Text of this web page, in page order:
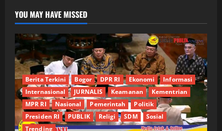
YOU MAY HAVE MISSED
Berita Terkini Bogor DPR RI Ekonomi
Informasi
Internasional
JURNALIS Keamanan
Kementrian
MPR RI
Nasional Pemerintah
Politik
Presiden RI
PUBLIK Religi SDM
Sosial
Trending